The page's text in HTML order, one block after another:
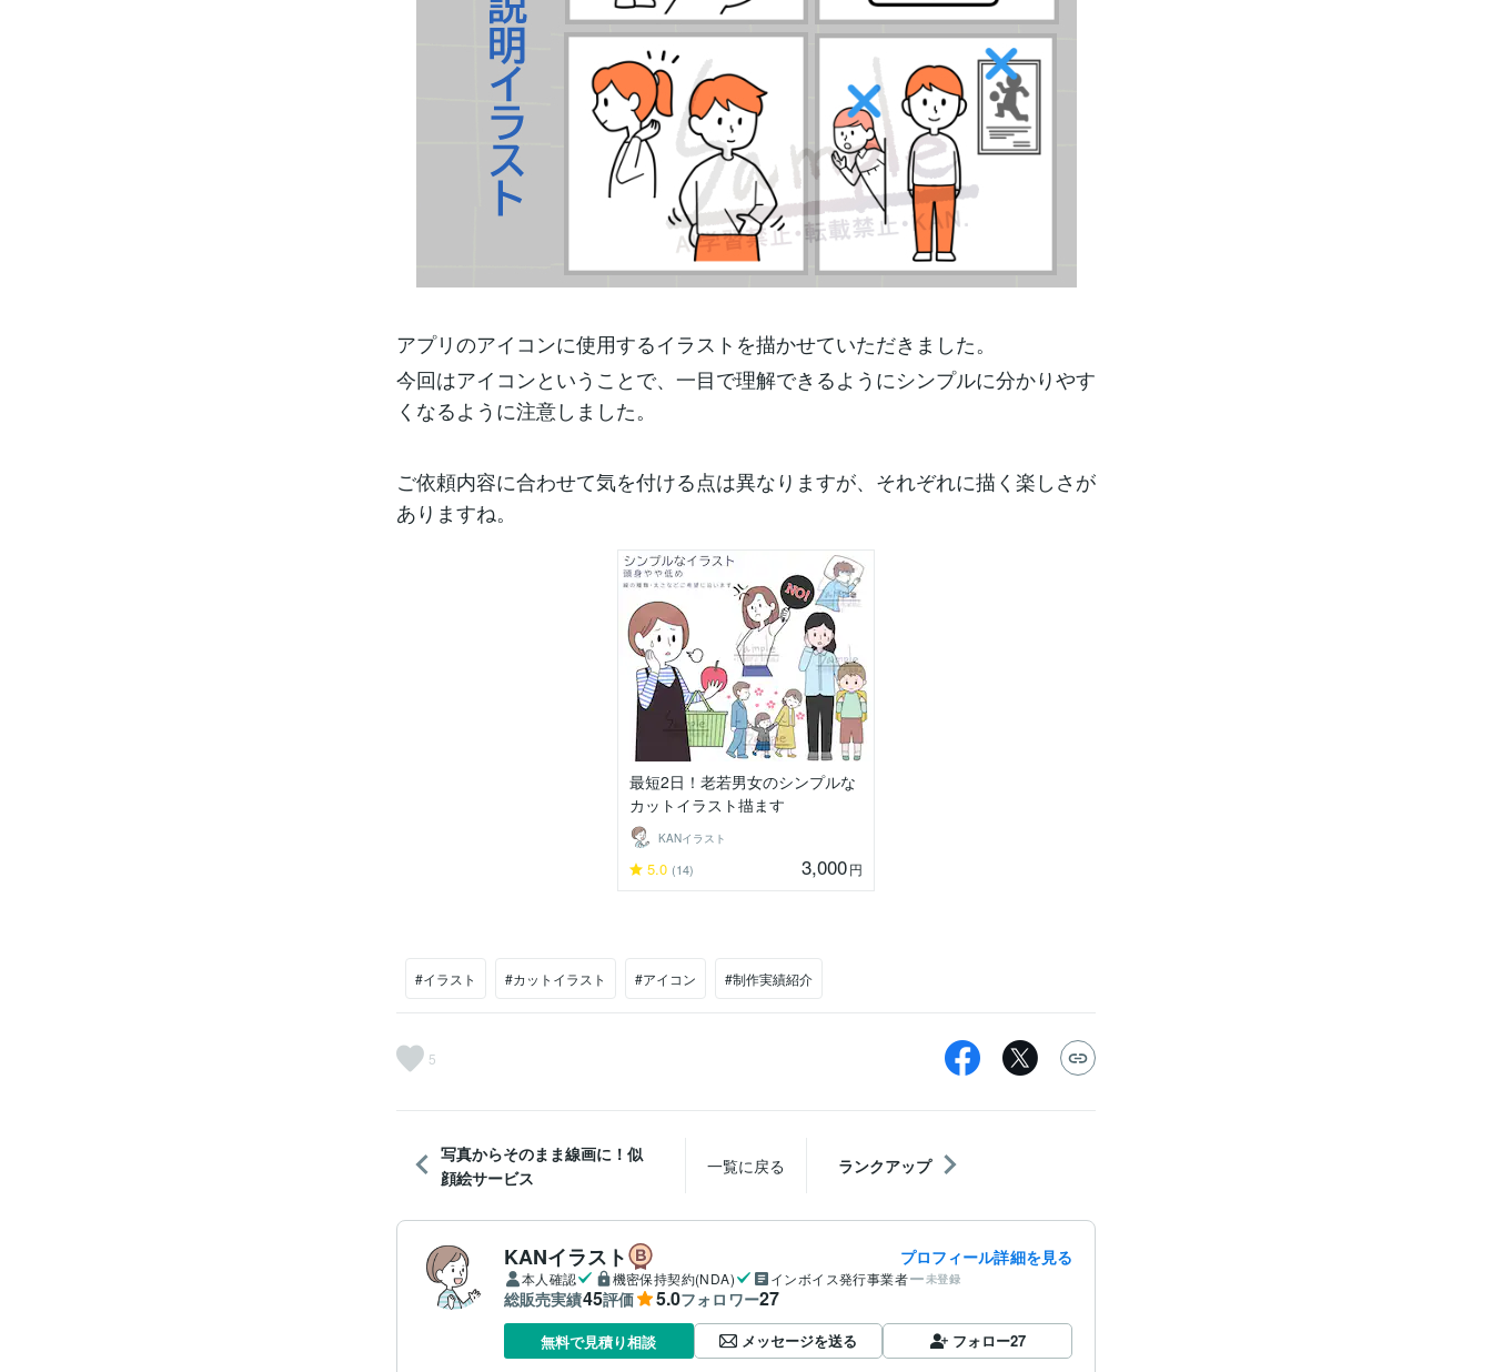
アプリのアイコンに使用するイラストを描かせていただきました。
今回はアイコンということで、一目で理解できるようにシンプルに分かりやす
くなるように注意しました。
ご依頼内容に合わせて気を付ける点は異なりますが、それぞれに描く楽しさが
ありますね。
最短2日！老若男女のシンプルな
カットイラスト描ます
KANイラスト
5.0 (14) 3,000円
#イラスト #カットイラスト #アイコン #制作実績紹介
5
写真からそのまま線画に！似
顔絵サービス
一覧に戻る ランクアップ
KANイラスト プロフィール詳細を見る
本人確認 機密保持契約(NDA) インボイス発行事業者 未登録
総販売実績45評価 5.0フォロワー27
無料で見積り相談 メッセージを送る フォロー27